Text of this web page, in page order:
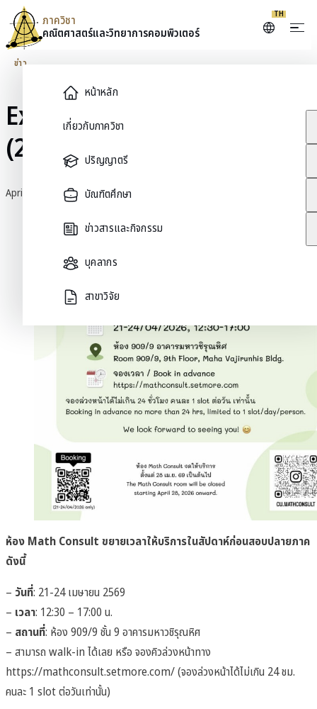
Skip to content
หน้าหลัก
เกี่ยวกับภาควิชา
ปริญญาตรี
บัณฑิตศึกษา
ข่าวสารและกิจกรรม
บุคลากร
สาขาวิจัย
ภาควิชา
คณิตศาสตร์และวิทยาการคอมพิวเตอร์
TH
ข่าว
Extended Math Consult
(21–24 April 2025)
April 17, 2026
ห้อง Math Consult ขยายเวลาให้บริการในสัปดาห์ก่อนสอบปลายภาค
ดังนี้
– วันที่: 21-24 เมษายน 2569
– เวลา: 12:30 – 17:00 น.
– สถานที่: ห้อง 909/9 ชั้น 9 อาคารมหาวชิรุณหิศ
– สามารถ walk-in ได้เลย หรือ จองคิวล่วงหน้าทาง
https://mathconsult.setmore.com/(จองล่วงหน้าได้ไม่เกิน 24 ชม.
คนละ 1 slot ต่อวันเท่านั้น)